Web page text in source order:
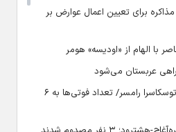
برای تعیین اعمال عوارض بر
عربستان می‌شود
حادثه غرق‌شدگی در ساحل توسکاسرا رامسر/ تعداد فوتی‌ها به ۶